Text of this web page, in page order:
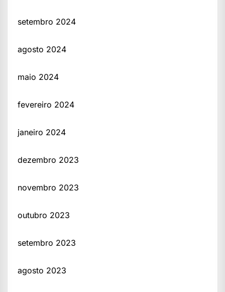
setembro 2024
agosto 2024
maio 2024
fevereiro 2024
janeiro 2024
dezembro 2023
novembro 2023
outubro 2023
setembro 2023
agosto 2023